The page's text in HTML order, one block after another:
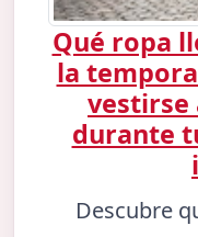
Qué ropa
la
vestirse
durante
Descubre